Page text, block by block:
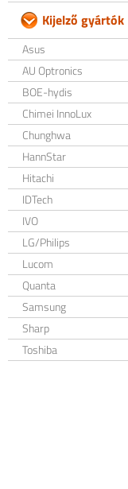
Kijelző gyártók
Asus
AU Optronics
BOE-hydis
Chimei InnoLux
Chunghwa
HannStar
Hitachi
IDTech
IVO
LG/Philips
Lucom
Quanta
Samsung
Sharp
Toshiba